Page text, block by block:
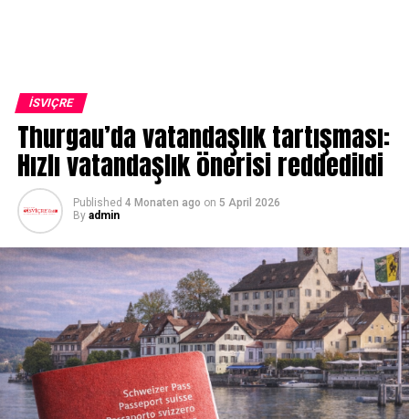
İSVIÇRE
Thurgau’da vatandaşlık tartışması:
Hızlı vatandaşlık önerisi reddedildi
Published 4 Monaten ago on 5 April 2026
By admin